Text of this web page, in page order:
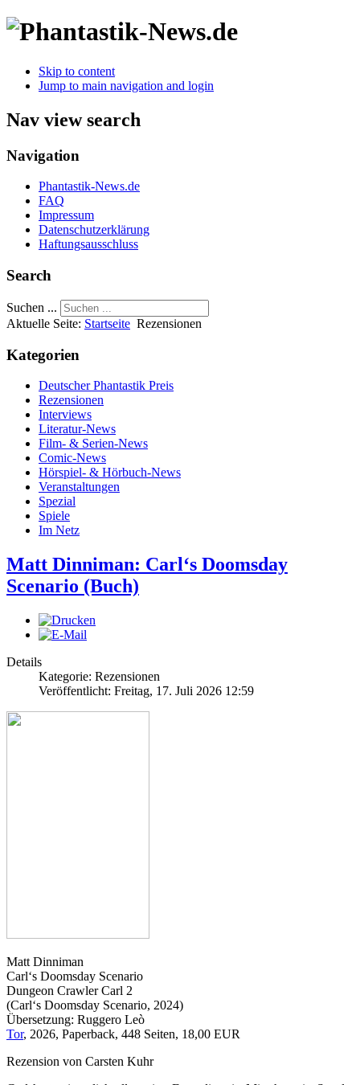
Skip to content
Jump to main navigation and login
Nav view search
Navigation
Phantastik-News.de
FAQ
Impressum
Datenschutzerklärung
Haftungsausschluss
Search
Suchen ...
Aktuelle Seite: Startseite Rezensionen
Kategorien
Deutscher Phantastik Preis
Rezensionen
Interviews
Literatur-News
Film- & Serien-News
Comic-News
Hörspiel- & Hörbuch-News
Veranstaltungen
Spezial
Spiele
Im Netz
Matt Dinniman: Carl‘s Doomsday
Scenario (Buch)
Details
Kategorie: Rezensionen
Veröffentlicht: Freitag, 17. Juli 2026 12:59
Matt Dinniman
Carl‘s Doomsday Scenario
Dungeon Crawler Carl 2
(Carl‘s Doomsday Scenario, 2024)
Übersetzung: Ruggero Leò
Tor, 2026, Paperback, 448 Seiten, 18,00 EUR
Rezension von Carsten Kuhr